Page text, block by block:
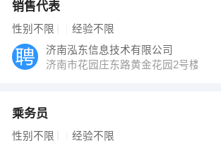
销售代表
性别不限 经验不限
济南泓东信息技术有限公司
济南市花园庄东路黄金花园2号楼1502
乘务员
性别不限 经验不限